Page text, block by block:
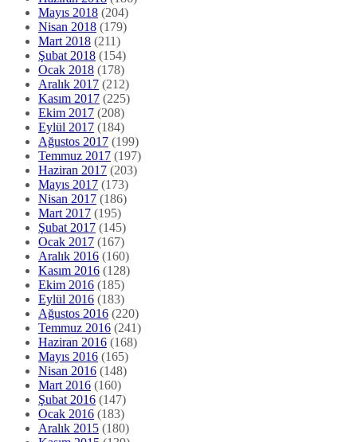
Mayıs 2018 (204)
Nisan 2018 (179)
Mart 2018 (211)
Şubat 2018 (154)
Ocak 2018 (178)
Aralık 2017 (212)
Kasım 2017 (225)
Ekim 2017 (208)
Eylül 2017 (184)
Ağustos 2017 (199)
Temmuz 2017 (197)
Haziran 2017 (203)
Mayıs 2017 (173)
Nisan 2017 (186)
Mart 2017 (195)
Şubat 2017 (145)
Ocak 2017 (167)
Aralık 2016 (160)
Kasım 2016 (128)
Ekim 2016 (185)
Eylül 2016 (183)
Ağustos 2016 (220)
Temmuz 2016 (241)
Haziran 2016 (168)
Mayıs 2016 (165)
Nisan 2016 (148)
Mart 2016 (160)
Şubat 2016 (147)
Ocak 2016 (183)
Aralık 2015 (180)